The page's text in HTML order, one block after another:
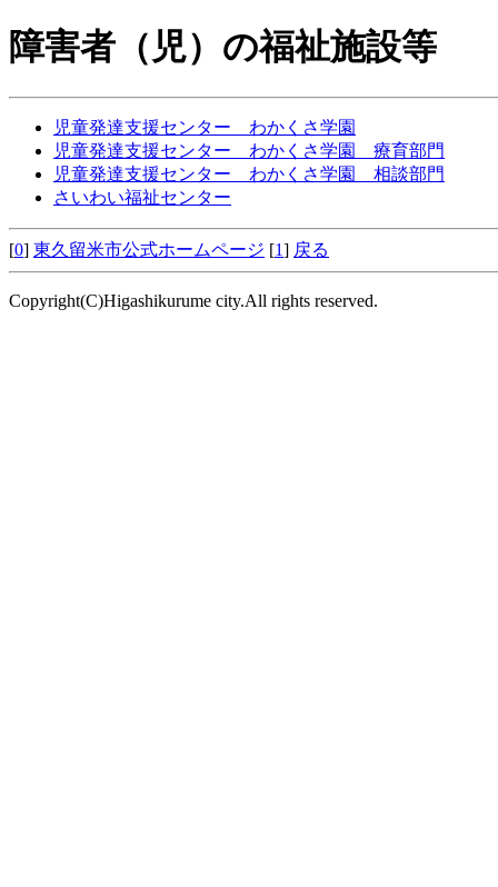
障害者（児）の福祉施設等
児童発達支援センター わかくさ学園
児童発達支援センター わかくさ学園 療育部門
児童発達支援センター わかくさ学園 相談部門
さいわい福祉センター
[0] 東久留米市公式ホームページ [1] 戻る
Copyright(C)Higashikurume city.All rights reserved.